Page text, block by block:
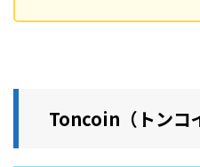
Toncoin（トンコ